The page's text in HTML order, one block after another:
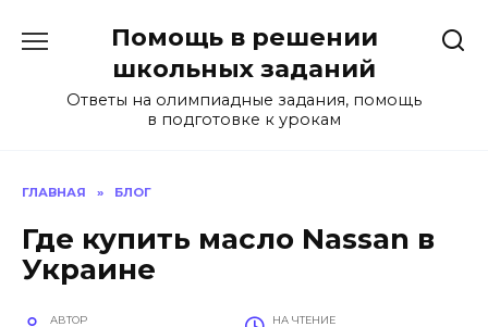
содержанию
Помощь в решении
школьных заданий
Ответы на олимпиадные задания, помощь
в подготовке к урокам
ГЛАВНАЯ » БЛОГ
Где купить масло Nassan в
Украине
АВТОР НА ЧТЕНИЕ